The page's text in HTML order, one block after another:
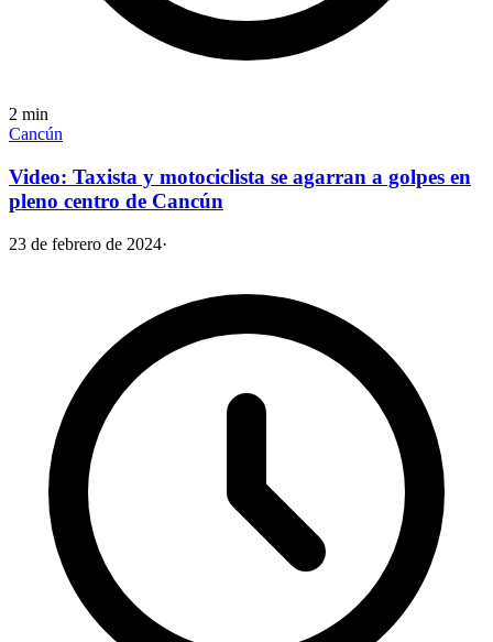
2 min
Cancún
Video: Taxista y motociclista se agarran a golpes en
pleno centro de Cancún
23 de febrero de 2024·